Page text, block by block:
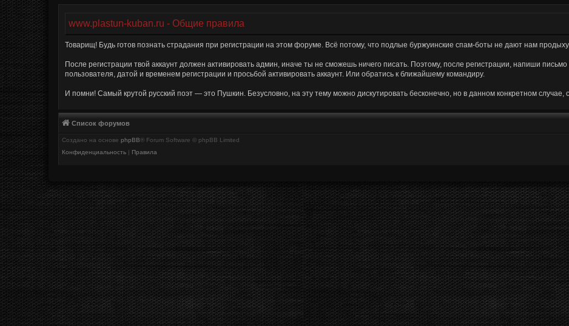
www.plastun-kuban.ru - Общие правила
Товарищ! Будь готов познать страдания при регистрации на этом форуме. Всё потому, что подлые буржуинские спам-боты не дают нам
После регистрации твой аккаунт должен активировать админ, иначе ты не сможешь ничего писать. Поэтому, после регистрации, напиши
пользователя, датой и временем регистрации и просьбой активировать аккаунт. Или обратись к ближайшему командиру.
И помни! Самый крутой русский поэт — это Пушкин. Безусловно, на эту тему можно дискутировать бесконечно, но в данном конкретном случае,
Список форумов
Создано на основе phpBB® Forum Software © phpBB Limited
Конфиденциальность | Правила